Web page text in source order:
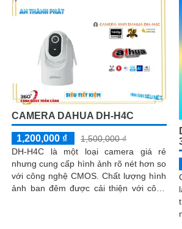
CAMERA DAHUA DH-H4C
1,200,000 ₫
1,500,000 ₫
DH-H4C là một loại camera giá rẻ
nhưng cung cấp hình ảnh rõ nét hơn so
với công nghệ CMOS. Chất lượng hình
ảnh ban đêm được cải thiện với công